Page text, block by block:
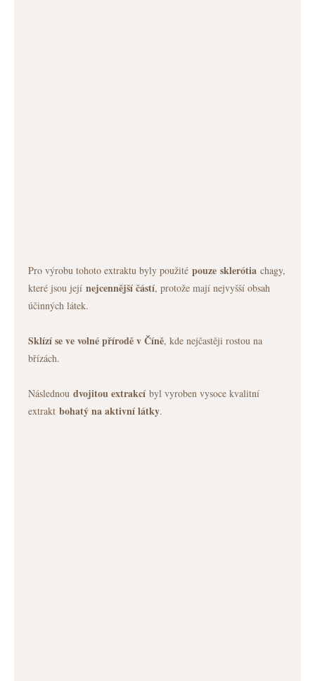
Pro výrobu tohoto extraktu byly použité pouze sklerótia chagy,
které jsou její nejcennější částí, protože mají nejvyšší obsah
účinných látek.
Sklízí se ve volné přírodě v Číně, kde nejčastěji rostou na
břízách.
Následnou dvojitou extrakcí byl vyroben vysoce kvalitní
extrakt bohatý na aktivní látky.